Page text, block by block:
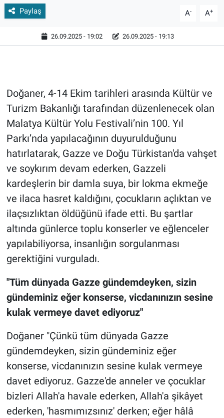
Paylaş A- A+
26.09.2025 - 19:02 26.09.2025 - 19:13
Doğaner, 4-14 Ekim tarihleri arasında Kültür ve
Turizm Bakanlığı tarafından düzenlenecek olan
Malatya Kültür Yolu Festivali’nin 100. Yıl
Parkı’nda yapılacağının duyurulduğunu
hatırlatarak, Gazze ve Doğu Türkistan'da vahşet
ve soykırım devam ederken, Gazzeli
kardeşlerin bir damla suya, bir lokma ekmeğe
ve ilaca hasret kaldığını, çocukların açlıktan ve
ilaçsızlıktan öldüğünü ifade etti. Bu şartlar
altında günlerce toplu konserler ve eğlenceler
yapılabiliyorsa, insanlığın sorgulanması
gerektiğini vurguladı.
"Tüm dünyada Gazze gündemdeyken, sizin
gündeminiz eğer konserse, vicdanınızın sesine
kulak vermeye davet ediyoruz"
Doğaner "Çünkü tüm dünyada Gazze
gündemdeyken, sizin gündeminiz eğer
konserse, vicdanınızın sesine kulak vermeye
davet ediyoruz. Gazze'de anneler ve çocuklar
bizleri Allah'a havale ederken, Allah'a şikâyet
ederken, 'hasmımızsınız' derken; eğer hâlâ